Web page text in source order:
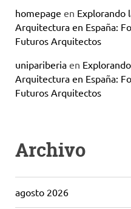
homepage en Explorando
Arquitectura en España:
Futuros Arquitectos
unipariberia en
Arquitectura en España:
Futuros Arquitectos
Archivo
agosto 2026